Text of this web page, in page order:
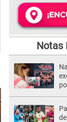
Notas